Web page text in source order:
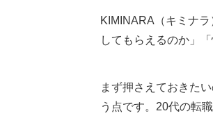
KIMINARA（キミナ
してもらえるのか」
まず押さえておきた
う点です。20代の転